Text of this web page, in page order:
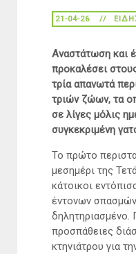
21-04-26
Αναστάτωση και
προκαλέσει
τρία απανωτά
τριών ζώων, τα
σε λίγες μόλις
συγκεκριμένη
Το πρώτο
μεσημέρι της
κάτοικοι
έντονων
δηλητηριασμένο.
προσπάθειες
κτηνιάτρου για